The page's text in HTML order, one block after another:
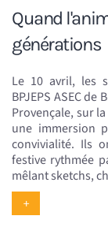
Quand
générations
Le 10 avril, les
BPJEPS ASEC
Provençale, sur
une immersion
convivialité. Ils
festive rythmée
mêlant sketchs,
+